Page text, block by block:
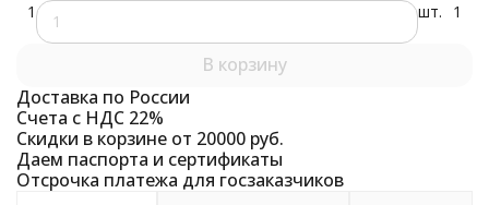
1
шт. 1
В корзину
Доставка по России
Счета с НДС 22%
Скидки в корзине от 20000 руб.
Даем паспорта и сертификаты
Отсрочка платежа для госзаказчиков